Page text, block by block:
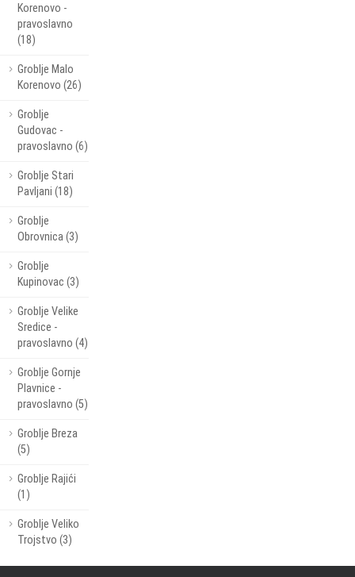
Korenovo -
pravoslavno
(18)
Groblje Malo
Korenovo (26)
Groblje
Gudovac -
pravoslavno (6)
Groblje Stari
Pavljani (18)
Groblje
Obrovnica (3)
Groblje
Kupinovac (3)
Groblje Velike
Sredice -
pravoslavno (4)
Groblje Gornje
Plavnice -
pravoslavno (5)
Groblje Breza
(5)
Groblje Rajići
(1)
Groblje Veliko
Trojstvo (3)